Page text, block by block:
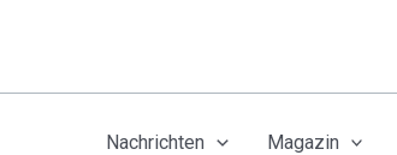
Nachrichten Magazin